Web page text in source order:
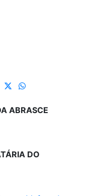
ABRASCE
DO